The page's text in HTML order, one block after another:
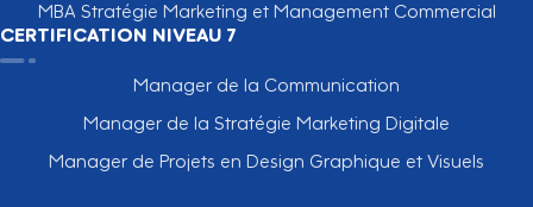
MBA Stratégie Marketing et Management Commercial
CERTIFICATION NIVEAU 7
Manager de la Communication
Manager de la Stratégie Marketing Digitale
Manager de Projets en Design Graphique et Visuels